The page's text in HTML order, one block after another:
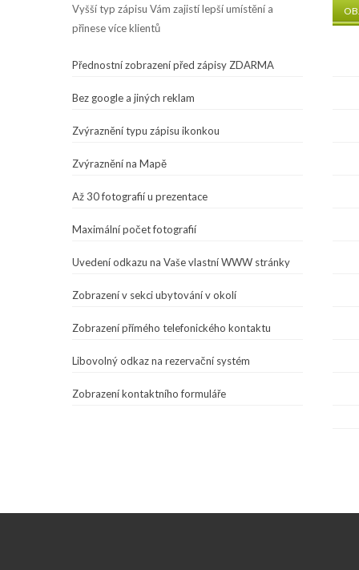
Vyšší typ zápisu Vám zajistí lepší umístění a
přinese více klientů
Přednostní zobrazení před zápisy ZDARMA
Bez google a jiných reklam
Zvýraznění typu zápisu ikonkou
Zvýraznění na Mapě
Až 30 fotografií u prezentace
Maximální počet fotografií
Uvedení odkazu na Vaše vlastní WWW stránky
Zobrazení v sekci ubytování v okolí
Zobrazení přímého telefonického kontaktu
Libovolný odkaz na rezervační systém
Zobrazení kontaktního formuláře